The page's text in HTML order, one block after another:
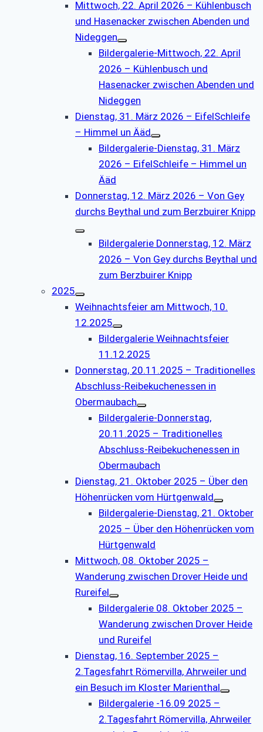
Mittwoch, 22. April 2026 – Kühlenbusch
und Hasenacker zwischen Abenden und
Nideggen
Bildergalerie-Mittwoch, 22. April
2026 – Kühlenbusch und
Hasenacker zwischen Abenden und
Nideggen
Dienstag, 31. März 2026 – EifelSchleife
– Himmel un Ääd
Bildergalerie-Dienstag, 31. März
2026 – EifelSchleife – Himmel un
Ääd
Donnerstag, 12. März 2026 – Von Gey
durchs Beythal und zum Berzbuirer Knipp
Bildergalerie Donnerstag, 12. März
2026 – Von Gey durchs Beythal und
zum Berzbuirer Knipp
2025
Weihnachtsfeier am Mittwoch, 10.
12.2025
Bildergalerie Weihnachtsfeier
11.12.2025
Donnerstag, 20.11.2025 – Traditionelles
Abschluss-Reibekuchenessen in
Obermaubach
Bildergalerie-Donnerstag,
20.11.2025 – Traditionelles
Abschluss-Reibekuchenessen in
Obermaubach
Dienstag, 21. Oktober 2025 – Über den
Höhenrücken vom Hürtgenwald
Bildergalerie-Dienstag, 21. Oktober
2025 – Über den Höhenrücken vom
Hürtgenwald
Mittwoch, 08. Oktober 2025 –
Wanderung zwischen Drover Heide und
Rureifel
Bildergalerie 08. Oktober 2025 –
Wanderung zwischen Drover Heide
und Rureifel
Dienstag, 16. September 2025 –
2.Tagesfahrt Römervilla, Ahrweiler und
ein Besuch im Kloster Marienthal
Bildergalerie -16.09 2025 –
2.Tagesfahrt Römervilla, Ahrweiler